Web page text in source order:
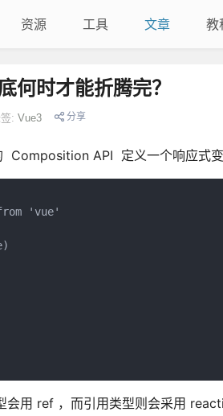
资源 工具 文章 教
何时才能折腾完？
: Vue3 分享
API 定义一个响应式变
'vue'
会用 ref ，而引用类型则会采用